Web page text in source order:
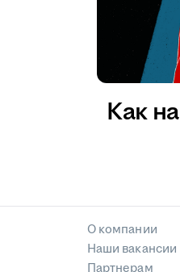
Как
О компании
Наши вакансии
Партнерам